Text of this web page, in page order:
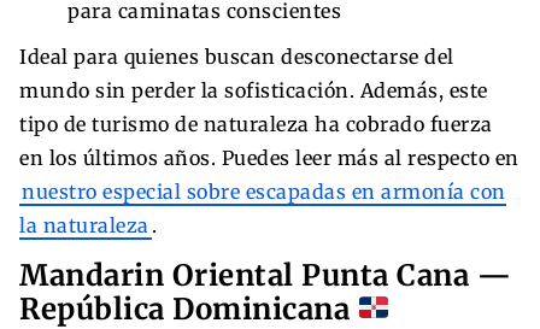
para caminatas conscientes
Ideal para quienes buscan desconectarse del
mundo sin perder la sofisticación. Además, este
tipo de turismo de naturaleza ha cobrado fuerza
en los últimos años. Puedes leer más al respecto en
nuestro especial sobre escapadas en armonía con
la naturaleza .
Mandarin Oriental Punta Cana —
República Dominicana